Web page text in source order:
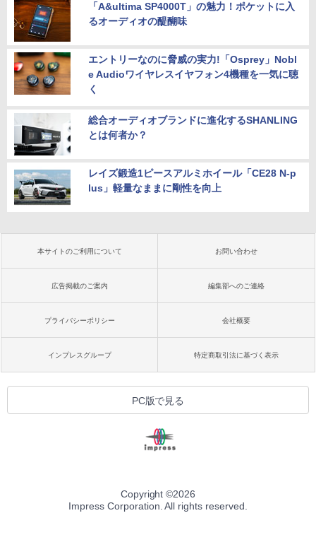
「A&ultima SP4000T」の魅力！ポケットに入
るオーディオの醍醐味
エントリーなのに脅威の実力!「Osprey」Nobl
e Audioワイヤレスイヤフォン4機種を一気に聴
く
総合オーディオブランドに進化するSHANLING
とは何者か？
レイズ鍛造1ピースアルミホイール「CE28 N-p
lus」軽量なままに剛性を向上
本サイトのご利用について お問い合わせ
広告掲載のご案内 編集部へのご連絡
プライバシーポリシー 会社概要
インプレスグループ 特定商取引法に基づく表示
PC版で見る
Copyright ©2026
Impress Corporation. All rights reserved.